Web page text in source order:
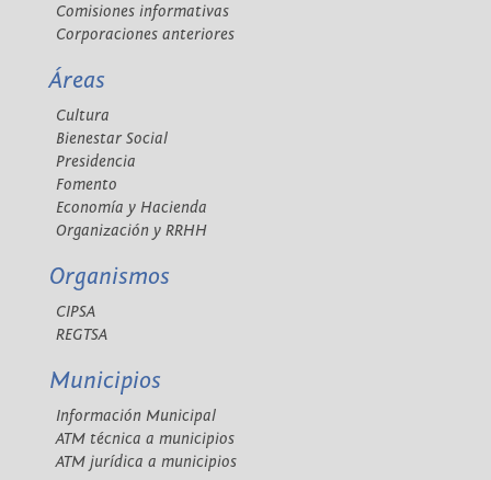
Comisiones informativas
Corporaciones anteriores
Áreas
Cultura
Bienestar Social
Presidencia
Fomento
Economía y Hacienda
Organización y RRHH
Organismos
CIPSA
REGTSA
Municipios
Información Municipal
ATM técnica a municipios
ATM jurídica a municipios